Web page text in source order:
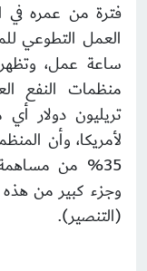
فترة من عمره
ساعة عمل،
لأمريكا، وأن
35% من
وجزء كبير من هذه
(التنصير).